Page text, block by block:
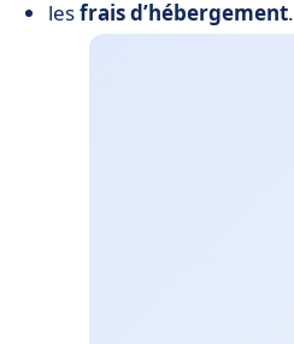
lesfrais d’hébergement.